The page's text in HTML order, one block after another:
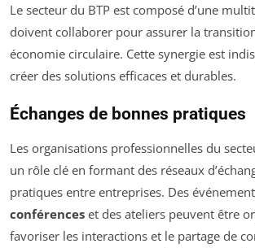
Le secteur du BTP est composé d’une
doivent collaborer pour assurer la
économie circulaire. Cette synergie est
créer des solutions efficaces et durables.
Échanges de bonnes pratiques
Les organisations professionnelles du
un rôle clé en formant des réseaux
pratiques entre entreprises. Des
conférences et des ateliers peuvent être
favoriser les interactions et le partage de